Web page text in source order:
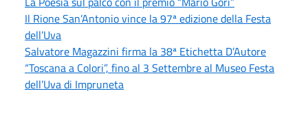
Il Rione San’Antonio vince la 97ª edizione della Festa
dell’Uva
Salvatore Magazzini firma la 38ª Etichetta D’Autore
“Toscana a Colori”, fino al 3 Settembre al Museo Festa
dell’Uva di Impruneta